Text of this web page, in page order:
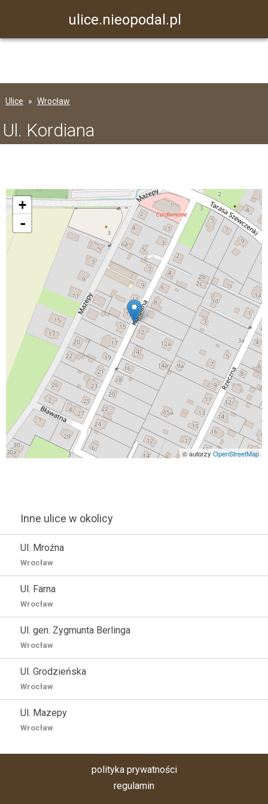
ulice.nieopodal.pl
Ulice Wrocław
Ul. Kordiana
+
-
© autorzyOpenStreetMap
Inne ulice w okolicy
Ul. Mroźna
Wrocław
Ul. Farna
Wrocław
Ul. gen. Zygmunta Berlinga
Wrocław
Ul. Grodzieńska
Wrocław
Ul. Mazepy
Wrocław
polityka prywatności
regulamin